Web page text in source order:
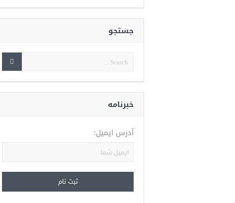
جستجو
خبرنامه
آدرس ایمیل: